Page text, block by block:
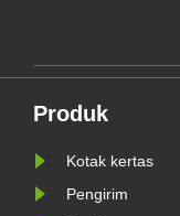
Produk
Kotak kertas
Pengirim